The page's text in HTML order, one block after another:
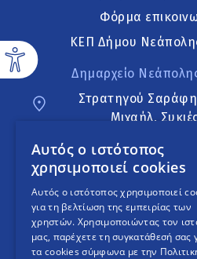
Φόρμα
ΚΕΠ Δήμου
Δημαρχείο
Στρατηγού
Μιχαήλ,
Ακολουθήστε
English
Αυτός ο ιστότοπος
χρησιμοποιεί cookies
Αυτός ο ιστότοπος χρησιμοποιεί
για τη βελτίωση της εμπειρίας των
χρηστών. Χρησιμοποιώντας τον
μας, παρέχετε τη συγκατάθεσή σας
τα cookies σύμφωνα με την